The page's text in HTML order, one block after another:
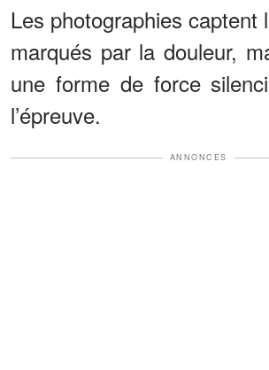
Les photographies captent
marqués par la douleur,
une forme de force
l’épreuve.
ANNONCES